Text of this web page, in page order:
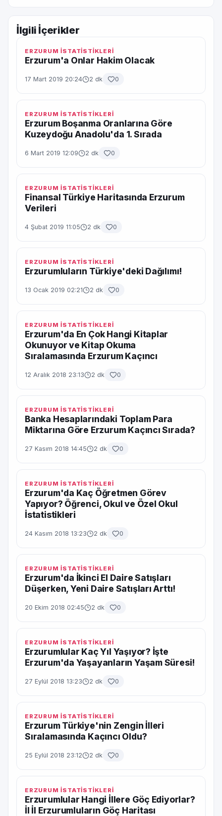
İlgili İçerikler
ERZURUM İSTATİSTİKLERİ
Erzurum'a Onlar Hakim Olacak
17 Mart 2019 20:24 2 dk 0
ERZURUM İSTATİSTİKLERİ
Erzurum Boşanma Oranlarına Göre
Kuzeydoğu Anadolu'da 1. Sırada
6 Mart 2019 12:09 2 dk 0
ERZURUM İSTATİSTİKLERİ
Finansal Türkiye Haritasında Erzurum
Verileri
4 Şubat 2019 11:05 2 dk 0
ERZURUM İSTATİSTİKLERİ
Erzurumluların Türkiye'deki Dağılımı!
13 Ocak 2019 02:21 2 dk 0
ERZURUM İSTATİSTİKLERİ
Erzurum'da En Çok Hangi Kitaplar
Okunuyor ve Kitap Okuma
Sıralamasında Erzurum Kaçıncı
12 Aralık 2018 23:13 2 dk 0
ERZURUM İSTATİSTİKLERİ
Banka Hesaplarındaki Toplam Para
Miktarına Göre Erzurum Kaçıncı Sırada?
27 Kasım 2018 14:45 2 dk 0
ERZURUM İSTATİSTİKLERİ
Erzurum'da Kaç Öğretmen Görev
Yapıyor? Öğrenci, Okul ve Özel Okul
İstatistikleri
24 Kasım 2018 13:23 2 dk 0
ERZURUM İSTATİSTİKLERİ
Erzurum'da İkinci El Daire Satışları
Düşerken, Yeni Daire Satışları Arttı!
20 Ekim 2018 02:45 2 dk 0
ERZURUM İSTATİSTİKLERİ
Erzurumlular Kaç Yıl Yaşıyor? İşte
Erzurum'da Yaşayanların Yaşam Süresi!
27 Eylül 2018 13:23 2 dk 0
ERZURUM İSTATİSTİKLERİ
Erzurum Türkiye'nin Zengin İlleri
Sıralamasında Kaçıncı Oldu?
25 Eylül 2018 23:12 2 dk 0
ERZURUM İSTATİSTİKLERİ
Erzurumlular Hangi İllere Göç Ediyorlar?
İl İl Erzurumluların Göç Haritası